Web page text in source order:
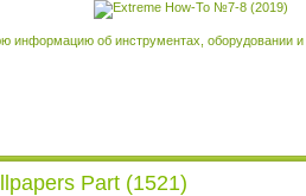
об инструментах, оборудовании и
Part (1521)